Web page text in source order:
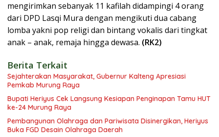
mengirimkan sebanyak 11 kafilah didampingi 4 orang
dari DPD Lasqi Mura dengan mengikuti dua cabang
lomba yakni pop religi dan bintang vokalis dari tingkat
anak – anak, remaja hingga dewasa. (RK2)
Berita Terkait
Sejahterakan Masyarakat, Gubernur Kalteng Apresiasi
Pemkab Murung Raya
Bupati Heriyus Cek Langsung Kesiapan Penginapan Tamu HUT
ke-24 Murung Raya
Pembangunan Olahraga dan Pariwisata Disinergikan, Heriyus
Buka FGD Desain Olahraga Daerah